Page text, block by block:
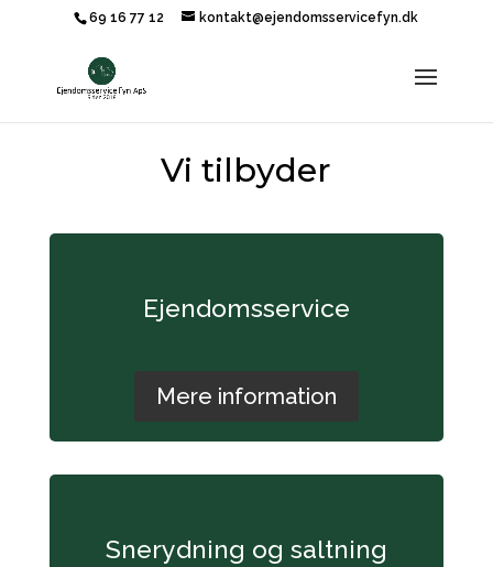
69 16 77 12 kontakt@ejendomsservicefyn.dk
Vi tilbyder
Ejendomsservice
Mere information
Snerydning og saltning